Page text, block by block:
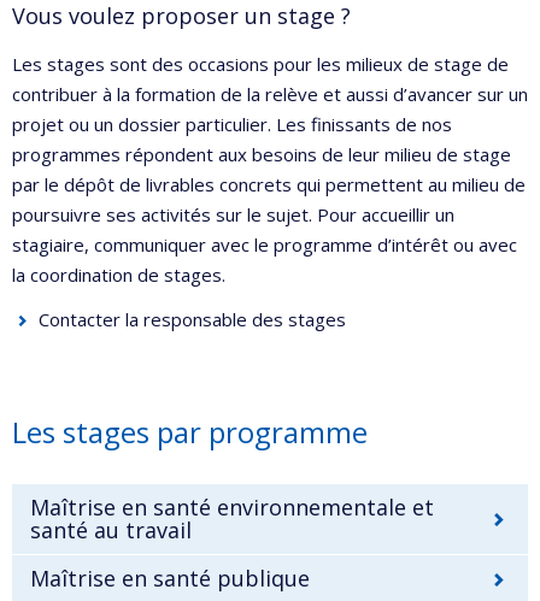
Vous voulez proposer un stage ?
Les stages sont des occasions pour les milieux de stage de
contribuer à la formation de la relève et aussi d’avancer sur un
projet ou un dossier particulier. Les finissants de nos
programmes répondent aux besoins de leur milieu de stage
par le dépôt de livrables concrets qui permettent au milieu de
poursuivre ses activités sur le sujet. Pour accueillir un
stagiaire, communiquer avec le programme d’intérêt ou avec
la coordination de stages.
Contacter la responsable des stages
Les stages par programme
Maîtrise en santé environnementale et
santé au travail
Maîtrise en santé publique